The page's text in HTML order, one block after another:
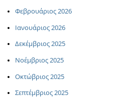
Φεβρουάριος 2026
Ιανουάριος 2026
Δεκέμβριος 2025
Νοέμβριος 2025
Οκτώβριος 2025
Σεπτέμβριος 2025